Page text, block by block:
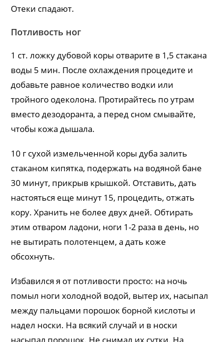
Отеки спадают.
Потливость ног
1 ст. ложку дубовой коры отварите в 1,5 стакана
воды 5 мин. После охлаждения процедите и
добавьте равное количество водки или
тройного одеколона. Протирайтесь по утрам
вместо дезодоранта, а перед сном смывайте,
чтобы кожа дышала.
10 г сухой измельченной коры дуба залить
стаканом кипятка, подержать на водяной бане
30 минут, прикрыв крышкой. Отставить, дать
настояться еще минут 15, процедить, отжать
кору. Хранить не более двух дней. Обтирать
этим отваром ладони, ноги 1-2 раза в день, но
не вытирать полотенцем, а дать коже
обсохнуть.
Избавился я от потливости просто: на ночь
помыл ноги холодной водой, вытер их, насыпал
между пальцами порошок борной кислоты и
надел носки. На всякий случай и в носки